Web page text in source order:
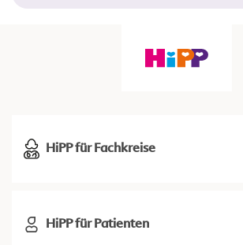
HiPP für Fachkreise
HiPP für Patienten